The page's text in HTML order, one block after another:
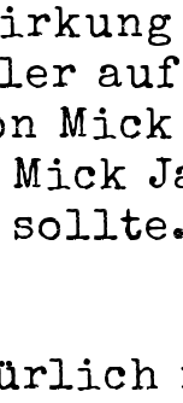
Mick